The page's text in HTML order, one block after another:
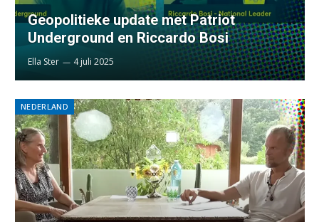
Geopolitieke update met Patriot
Underground en Riccardo Bosi
Ella Ster 4 juli 2025
NEDERLAND